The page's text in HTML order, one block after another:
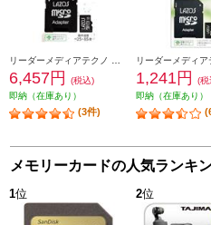
6,457円
(税込)
即納（在庫あり）
(3件)
1,241円
(税
即納（在庫あり）
メモリーカードの人気ランキ
1位 2位